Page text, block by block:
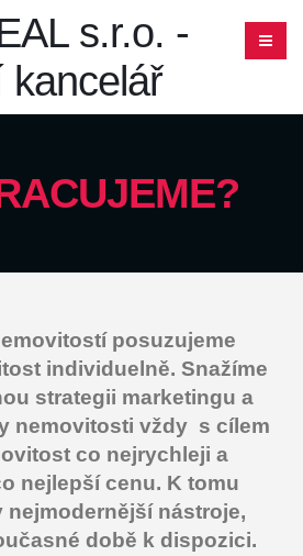
posuzujeme
individuelně. Snažíme
strategii marketingu a
nemovitosti vždy s cílem
co nejrychleji a
nejlepší cenu. K tomu
nejmodernější nástroje,
době k dispozici.